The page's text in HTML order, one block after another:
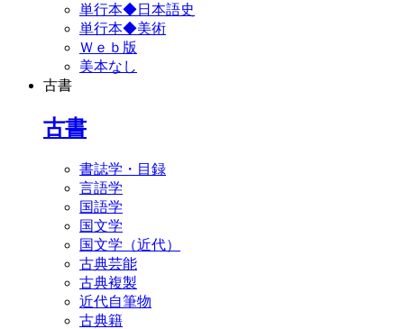
単行本◆日本語史
単行本◆美術
Ｗｅｂ版
美本なし
古書
古書
書誌学・目録
言語学
国語学
国文学
国文学（近代）
古典芸能
古典複製
近代自筆物
古典籍